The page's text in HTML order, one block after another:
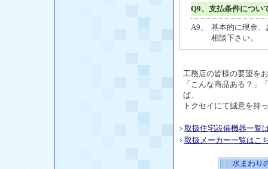
Q9、支払条件につい
A9、
基本的に現金
相談下さい。
工務店の皆様の要望を
「こんな商品ある？」
ば、
トクセイにて誠意を持
取扱住宅設備機器一覧
取扱メーカー一覧はこ
水まわり